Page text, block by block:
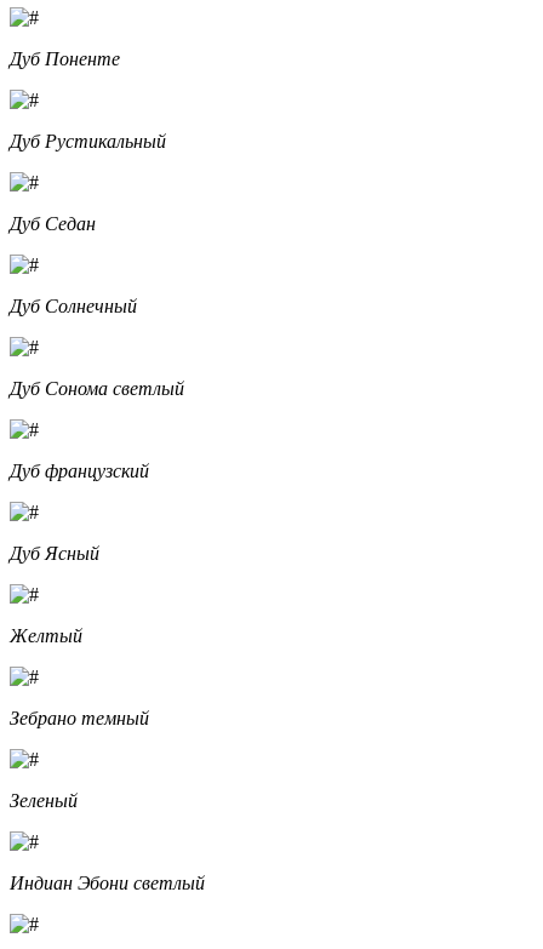
Дуб Поненте
Дуб Рустикальный
Дуб Седан
Дуб Солнечный
Дуб Сонома светлый
Дуб французский
Дуб Ясный
Желтый
Зебрано темный
Зеленый
Индиан Эбони светлый